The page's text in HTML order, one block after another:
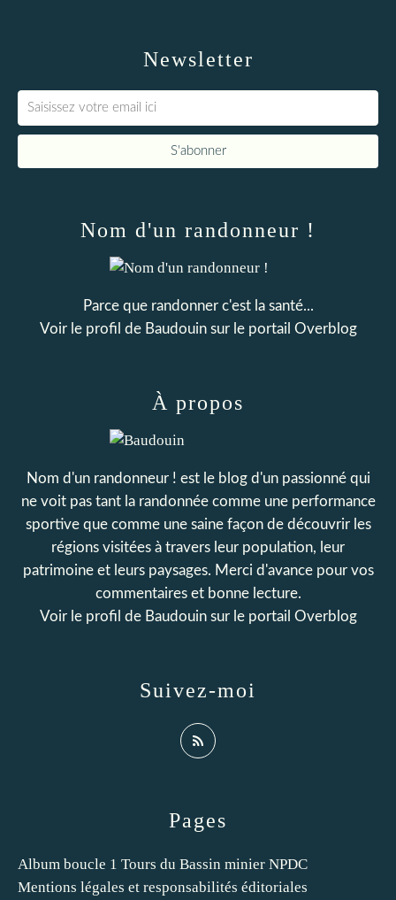
Newsletter
Pages
Album boucle 1 Tours du Bassin minier NPDC
Mentions légales et responsabilités éditoriales
Nom d'un randonneur !
Parce que randonner c'est la santé...
Voir le profil de Baudouinsur le portail Overblog
Suivez-moi
À propos
Nom d'un randonneur ! est le blog d'un passionné qui
ne voit pas tant la randonnée comme une performance
sportive que comme une saine façon de découvrir les
régions visitées à travers leur population, leur
patrimoine et leurs paysages. Merci d'avance pour vos
commentaires et bonne lecture.
Voir le profil de Baudouinsur le portail Overblog